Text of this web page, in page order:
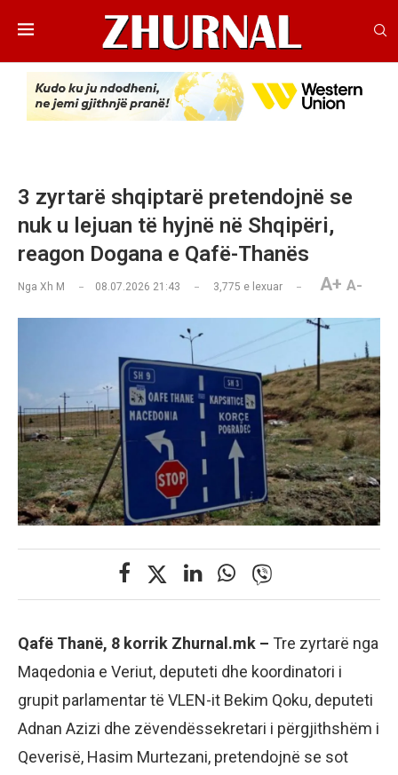
3 zyrtarë shqiptarë pretendojnë se
nuk u lejuan të hyjnë në Shqipëri,
reagon Dogana e Qafë-Thanës
Nga Xh M 08.07.2026 21:43 3,775 e lexuar A+ A-
Qafë Thanë, 8 korrik Zhurnal.mk – Tre zyrtarë nga
Maqedonia e Veriut, deputeti dhe koordinatori i
grupit parlamentar të VLEN-it Bekim Qoku, deputeti
Adnan Azizi dhe zëvendëssekretari i përgjithshëm i
Qeverisë, Hasim Murtezani, pretendojnë se sot